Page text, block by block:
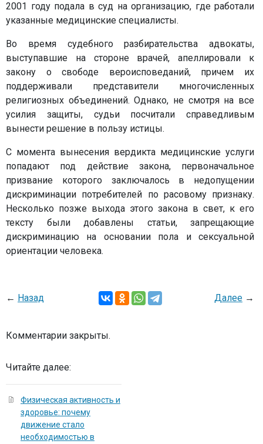
2001 году подала в суд на организацию, где работали
указанные медицинские специалисты.
Во время судебного разбирательства адвокаты,
выступавшие на стороне врачей, апеллировали к
закону о свободе вероисповеданий, причем их
поддерживали представители многочисленных
религиозных объединений. Однако, не смотря на все
усилия защиты, судьи посчитали справедливым
вынести решение в пользу истицы.
С момента вынесения вердикта медицинские услуги
попадают под действие закона, первоначальное
призвание которого заключалось в недопущении
дискриминации потребителей по расовому признаку.
Несколько позже выхода этого закона в свет, к его
тексту были добавлены статьи, запрещающие
дискриминацию на основании пола и сексуальной
ориентации человека.
← Назад Далее →
Комментарии закрыты.
Читайте далее:
Физическая активность и
здоровье: почему
движение стало
необходимостью в